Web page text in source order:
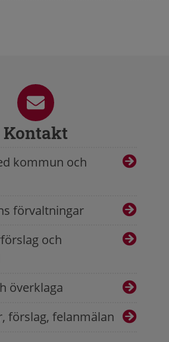
Kontakt
kommun och
förvaltningar
och
överklaga
förslag, felanmälan